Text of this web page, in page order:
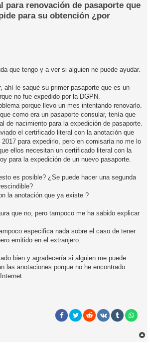
para renovación de pasaporte que
para su obtención ¿por
que tengo y a ver si alguien ne puede ayudar.
ahí le saqué su primer pasaporte que es un
no fue expedido por la DGPN.
porque llevo un mes intentando renovarlo.
como era un pasaporte consular, tenía que
de nacimiento para la expedición de pasaporte.
el certificado literal con la anotación que
para expedirlo, pero en comisaría no me lo
ellos necesitan un certificado literal con la
para la expedición de un nuevo pasaporte.
es posible? ¿Se puede hacer una segunda
la anotación que ya existe ?
que no, pero tampoco me ha sabido explicar
especifica nada sobre el caso de tener
emitido en el extranjero.
bien y agradecería si alguien me puede
las anotaciones porque no he encontrado